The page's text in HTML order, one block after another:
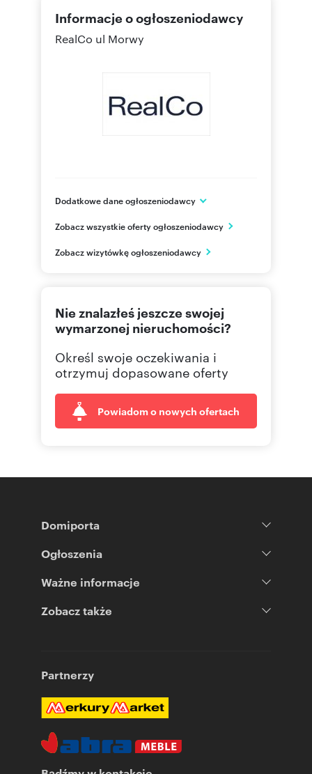
Informacje o ogłoszeniodawcy
RealCo ul Morwy
Dodatkowe dane ogłoszeniodawcy
ul. Zielna 37 bud. C , IV Pietro
mazowieckie
Zobacz wszystkie oferty ogłoszeniodawcy
Zobacz wizytówkę ogłoszeniodawcy
Nie znalazłeś jeszcze swojej
wymarzonej nieruchomości?
Określ swoje oczekiwania i
otrzymuj dopasowane oferty
Powiadom o nowych ofertach
Domiporta
Ogłoszenia
Ważne informacje
Zobacz także
Partnerzy